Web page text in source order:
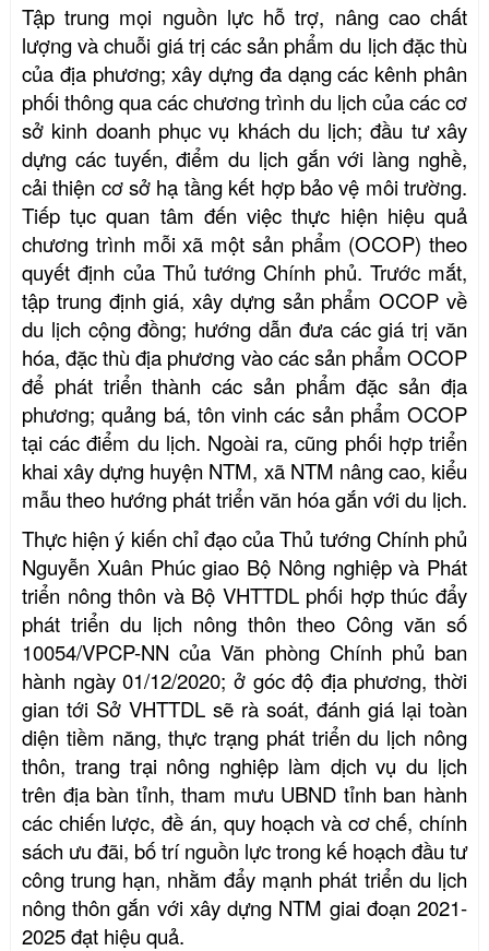
Tập trung mọi nguồn lực hỗ trợ, nâng cao chất
lượng và chuỗi giá trị các sản phẩm du lịch đặc thù
của địa phương; xây dựng đa dạng các kênh phân
phối thông qua các chương trình du lịch của các cơ
sở kinh doanh phục vụ khách du lịch; đầu tư xây
dựng các tuyến, điểm du lịch gắn với làng nghề,
cải thiện cơ sở hạ tầng kết hợp bảo vệ môi trường.
Tiếp tục quan tâm đến việc thực hiện hiệu quả
chương trình mỗi xã một sản phẩm (OCOP) theo
quyết định của Thủ tướng Chính phủ. Trước mắt,
tập trung định giá, xây dựng sản phẩm OCOP về
du lịch cộng đồng; hướng dẫn đưa các giá trị văn
hóa, đặc thù địa phương vào các sản phẩm OCOP
để phát triển thành các sản phẩm đặc sản địa
phương; quảng bá, tôn vinh các sản phẩm OCOP
tại các điểm du lịch. Ngoài ra, cũng phối hợp triển
khai xây dựng huyện NTM, xã NTM nâng cao, kiểu
mẫu theo hướng phát triển văn hóa gắn với du lịch.
Thực hiện ý kiến chỉ đạo của Thủ tướng Chính phủ
Nguyễn Xuân Phúc giao Bộ Nông nghiệp và Phát
triển nông thôn và Bộ VHTTDLphối hợp thúc đẩy
phát triển du lịch nông thôn theo Công văn số
10054/VPCP-NNcủaVăn phòng Chính phủ ban
hành ngày 01/12/2020; ở góc độ địa phương, thời
gian tới Sở VHTTDL sẽ rà soát, đánh giá lại toàn
diện tiềm năng, thực trạng phát triển du lịch nông
thôn, trang trại nông nghiệp làm dịch vụ du lịch
trên địa bàn tỉnh,tham mưu UBND tỉnh ban hành
các chiến lược,đề án, quy hoạch và cơ chế, chính
sách ưu đãi, bố trí nguồn lực trong kế hoạch đầu tư
công trung hạn, nhằm đẩy mạnh phát triển du lịch
nông thôn gắn với xây dựng NTM giai đoạn 2021-
2025 đạt hiệu quả.